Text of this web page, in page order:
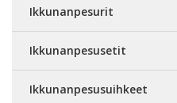
Ikkunanpesurit
Ikkunanpesusetit
Ikkunanpesusuihkeet